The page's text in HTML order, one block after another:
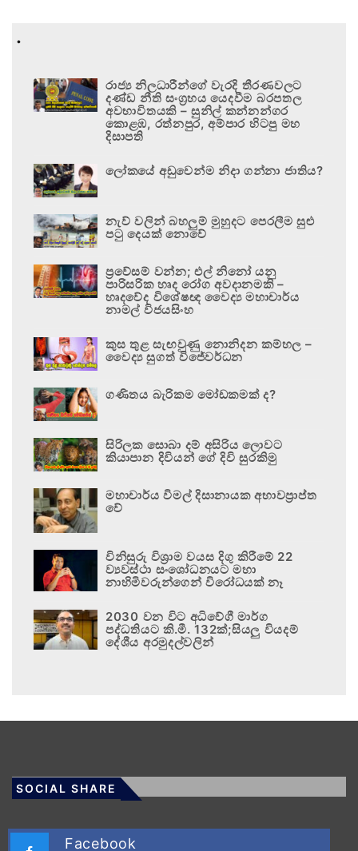
.
රාජ්‍ය නිලධාරීන්ගේ වැරදි තීරණවලට
දණ්ඩ නීති සංග්‍රහය යෙදවීම බරපතල
අවභාවිතයකි – සුනිල් කන්නන්ගර
කොළඹ, රත්නපුර, අම්පාර හිටපු මහ
දිසාපති
ලෝකයේ අඩුවෙන්ම නිදා ගන්නා ජාතිය?
නැව් වලින් බහලුම් මුහුදට පෙරලීම සුළු
පටු දෙයක් නොවේ
ප්‍රවේසම් වන්න; එල් නිනෝ යනු
පාරිසරික හෘද රෝග අවදානමකි –
හෘදවේද විශේෂඥ වෛද්‍ය මහාචාර්ය
නාමල් විජයසිංහ
කුස තුළ සැඟවුණු නොනිදන කම්හල –
වෛද්‍ය සුගත් විජේවර්ධන
ගණිතය බැරිකම මෝඩකමක් ද?
සිරිලක සොබා දම් අසිරිය ලොවට
කියාපාන දිවියන් ගේ දිවි සුරකිමු
මහාචාර්ය විමල් දිසානායක අභාවප්‍රාප්ත
වේ
විනිසුරු විශ්‍රාම වයස දිගු කිරීමේ 22
ව්‍යවස්ථා සංශෝධනයට මහා
නාහිමිවරුන්ගෙන් විරෝධයක් නෑ
2030 වන විට අධිවේගී මාර්ග
පද්ධතියට කි.මී. 132ක්;සියලු වියදම්
දේශීය අරමුදල්වලින්
SOCIAL SHARE
Facebook